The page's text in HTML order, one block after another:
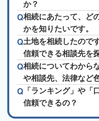
か？
相続にあたって、ど
かを知りたいです。
土地を相続したので
信頼できる相談先を
相続についてわから
や相談先、法律など
「ランキング」や「
信頼できるの？